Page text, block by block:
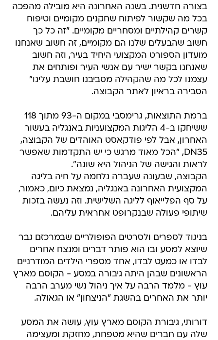
בצורה חדשנית. בשנה האחרונה היא מובילה מהפכה
בכל מה שקשור לפיתוח שחקנים מקומיים וטיפוח
קשרים קהילתיים ומסחריים מקומיים. "זה כל כך
חשוב שהבעלים שלנו הם מקומיים, זה חשוב שאנחנו
מועדון הספורט המקצועי היחיד בעיר, וזה חשוב
שאנחנו בקשר ישיר עם אנשי העיר ופותחים את
עצמנו לכל מה שהקהילה מסביבנו חושבת עלינו"
הסבירה בראיון לאתר הקבוצה.
ברמת התוצאות, גרימסבי במקום ה-93 מתוך 118
ששיחקו ב-4 הליגות המקצועניות באנגליה בעשור
האחרון, אבל לפי פודקאסט האוהדים של הקבוצה,
DN35, "הכל מאוד מרגש כי יש התקדמות שאפשר
לראות והגישה של הניהול היא שונה".
הקבוצה, שבעונה שעברה נלחמה על חיה בליגה
המקצועית האחרונה באנגליה, נמצאת כיום, כאמור,
על סף הפלייאוף לליגה השלישית. וזה נעשה בזכות
שיתופי פעולה שבנקרופט אחראית עליהם.
בניגוד לספרים ולסרטים הפופולריים שבמרכזם גבר
שיוצא למסע ובו הוא פותר דברים ומנצח אחרים
לבדו או כמעט לבדו, אחד מספרי הילדים המודרניים
הראשונים שבהן היתה גיבורה במסע - הקוסם מארץ
עוץ - מלמד הרבה על איך ניהול נשי מערב הרבה
יותר את האחרים בהשגת "הניצחון" או הגאולה.
דורותי, גיבורת הקוסם מארץ עוץ, עושה את המסע
שלה עם חברים שהיא מטפחת, מחזקת ומעצימה